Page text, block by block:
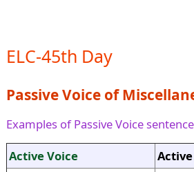
ELC-45th Day
Passive Voice of
Examples of Passive Voice
Active Voice